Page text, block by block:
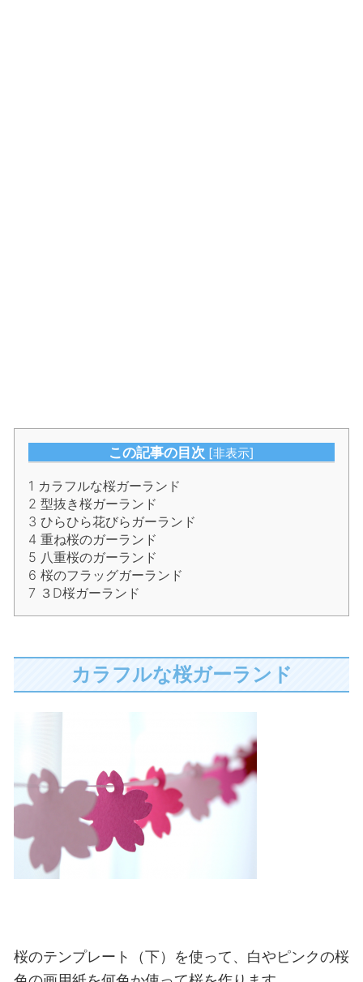
この記事の目次 [非表示]
1 カラフルな桜ガーランド
2 型抜き桜ガーランド
3 ひらひら花びらガーランド
4 重ね桜のガーランド
5 八重桜のガーランド
6 桜のフラッグガーランド
7３D桜ガーランド
カラフルな桜ガーランド
桜のテンプレート（下）を使って、白やピンクの桜